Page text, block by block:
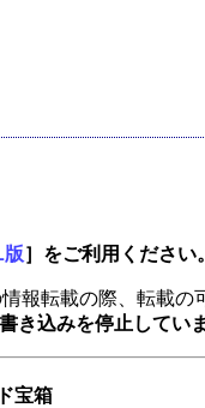
版］をご利用ください
報転載の際、転載の
き込みを停止してい
宝箱